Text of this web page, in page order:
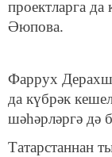
проектларга
Әюпова.
Фаррух
да күбрәк
шәһәрләргә дә
Татарстаннан